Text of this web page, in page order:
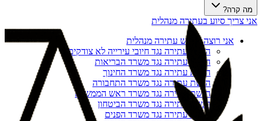
מה קרה?
אני צריך סיוע בעתירה מנהלית
אני רוצה להגיש עתירה מנהלית
הגשת עתירה נגד חיובי עירייה לא צודקים
הגשת עתירה נגד משרד הבריאות
הגשת עתירה נגד משרד החינוך
הגשת עתירה נגד משרד התחבורה
הגשת עתירה נגד משרד ראש הממשלה
הגשת עתירה נגד משרד הביטחון
הגשת עתירה נגד משרד הפנים